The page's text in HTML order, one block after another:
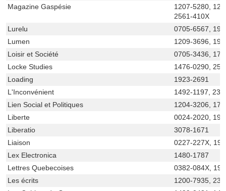
Magazine Gaspésie
1207-5280,
2561-410X
Lurelu
0705-6567,
Lumen
1209-3696,
Loisir et Société
0705-3436,
Locke Studies
1476-0290,
Loading
1923-2691
L'Inconvénient
1492-1197,
Lien Social et Politiques
1204-3206,
Liberte
0024-2020,
Liberatio
3078-1671
Liaison
0227-227X,
Lex Electronica
1480-1787
Lettres Quebecoises
0382-084X,
Les écrits
1200-7935,